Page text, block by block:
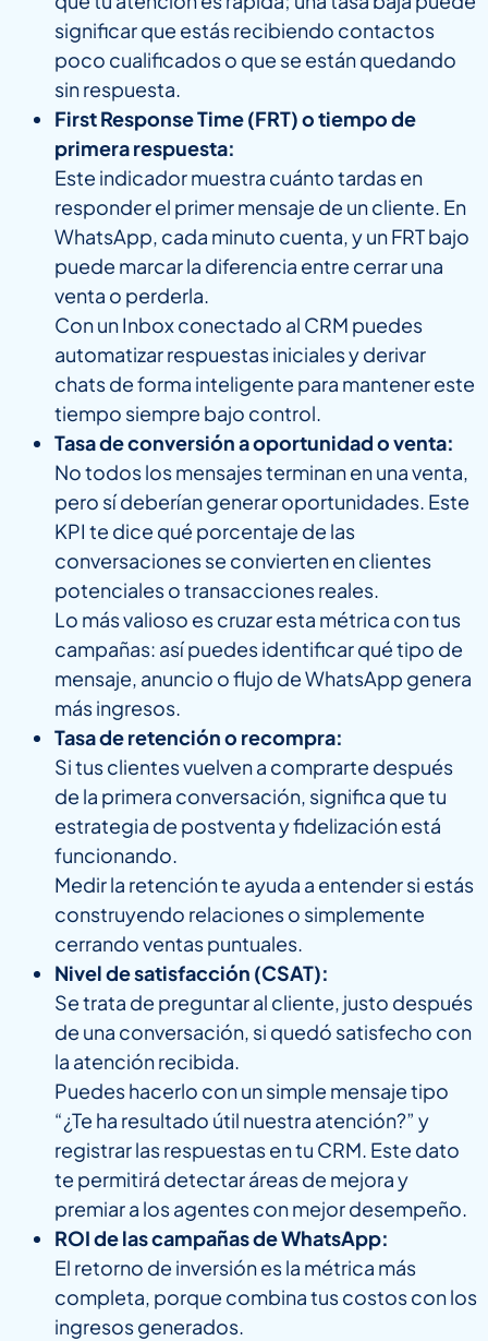
significar que estás recibiendo contactos
poco cualificados o que se están quedando
sin respuesta.
First Response Time (FRT) o tiempo de
primera respuesta:
Este indicador muestra cuánto tardas en
responder el primer mensaje de un cliente. En
WhatsApp, cada minuto cuenta, y un FRT bajo
puede marcar la diferencia entre cerrar una
venta o perderla.
Con un Inbox conectado al CRM puedes
automatizar respuestas iniciales y derivar
chats de forma inteligente para mantener este
tiempo siempre bajo control.
Tasa de conversión a oportunidad o venta:
No todos los mensajes terminan en una venta,
pero sí deberían generar oportunidades. Este
KPI te dice qué porcentaje de las
conversaciones se convierten en clientes
potenciales o transacciones reales.
Lo más valioso es cruzar esta métrica con tus
campañas: así puedes identificar qué tipo de
mensaje, anuncio o flujo de WhatsApp genera
más ingresos.
Tasa de retención o recompra:
Si tus clientes vuelven a comprarte después
de la primera conversación, significa que tu
estrategia de postventa y fidelización está
funcionando.
Medir la retención te ayuda a entender si estás
construyendo relaciones o simplemente
cerrando ventas puntuales.
Nivel de satisfacción (CSAT):
Se trata de preguntar al cliente, justo después
de una conversación, si quedó satisfecho con
la atención recibida.
Puedes hacerlo con un simple mensaje tipo
“¿Te ha resultado útil nuestra atención?” y
registrar las respuestas en tu CRM. Este dato
te permitirá detectar áreas de mejora y
premiar a los agentes con mejor desempeño.
ROI de las campañas de WhatsApp:
El retorno de inversión es la métrica más
completa, porque combina tus costos con los
ingresos generados.